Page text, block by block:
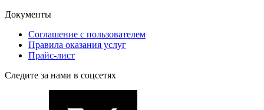
Документы
Соглашение с пользователем
Правила оказания услуг
Прайс-лист
Следите за нами в соцсетях